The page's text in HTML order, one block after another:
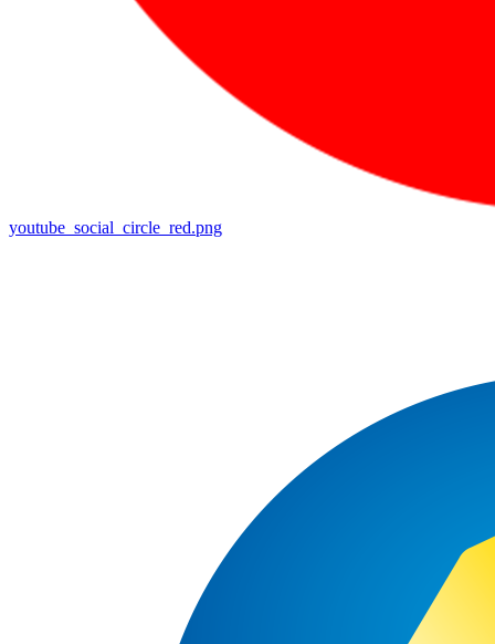
youtube_social_circle_red.png